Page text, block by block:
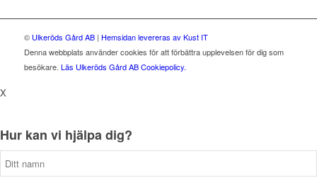
© Ulkeröds Gård AB| Hemsidan levereras av Kust IT
Denna webbplats använder cookies för att förbättra upplevelsen för dig som
besökare. Läs Ulkeröds Gård AB Cookiepolicy.
X
Hur kan vi hjälpa dig?